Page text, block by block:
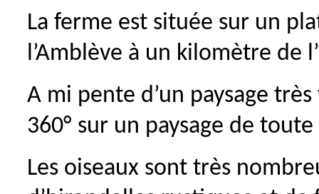
La ferme est située sur un
l’Amblève à un kilomètre de
A mi pente d’un paysage
360° sur un paysage de
Les oiseaux sont très